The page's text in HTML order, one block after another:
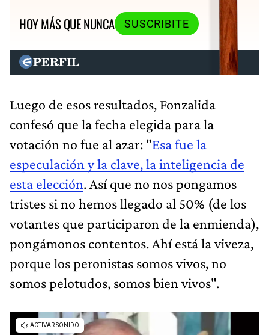
HOY MÁS QUE NUNCA
SUSCRIBITE
Luego de esos resultados, Fonzalida
confesó que la fecha elegida para la
votación no fue al azar: "Esa fue la
especulación y la clave, la inteligencia de
esta elección. Así que no nos pongamos
tristes si no hemos llegado al 50% (de los
votantes que participaron de la enmienda),
pongámonos contentos. Ahí está la viveza,
porque los peronistas somos vivos, no
somos pelotudos, somos bien vivos".